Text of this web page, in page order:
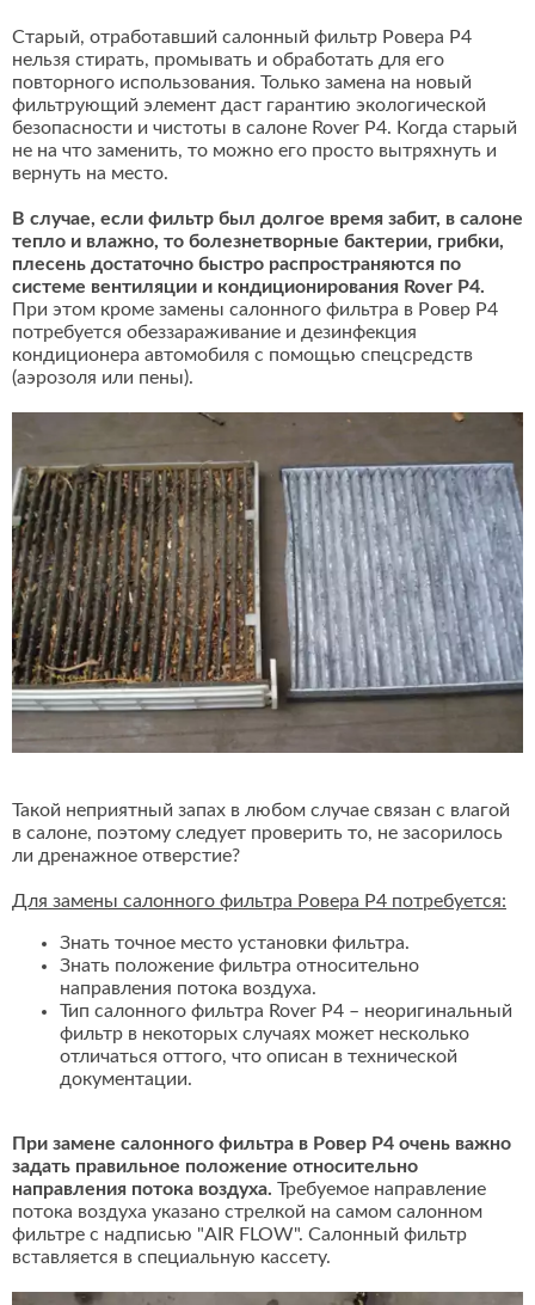
Старый, отработавший салонный фильтр Ровера Р4
нельзя стирать, промывать и обработать для его
повторного использования. Только замена на новый
фильтрующий элемент даст гарантию экологической
безопасности и чистоты в салоне Rover P4. Когда старый
не на что заменить, то можно его просто вытряхнуть и
вернуть на место.
В случае, если фильтр был долгое время забит, в салоне
тепло и влажно, то болезнетворные бактерии, грибки,
плесень достаточно быстро распространяются по
системе вентиляции и кондиционирования Rover P4.
При этом кроме замены салонного фильтра в Ровер Р4
потребуется обеззараживание и дезинфекция
кондиционера автомобиля с помощью спецсредств
(аэрозоля или пены).
Такой неприятный запах в любом случае связан с влагой
в салоне, поэтому следует проверить то, не засорилось
ли дренажное отверстие?
Для замены салонного фильтра Ровера Р4 потребуется:
Знать точное место установки фильтра.
Знать положение фильтра относительно
направления потока воздуха.
Тип салонного фильтра Rover P4 – неоригинальный
фильтр в некоторых случаях может несколько
отличаться оттого, что описан в технической
документации.
При замене салонного фильтра в Ровер Р4 очень важно
задать правильное положение относительно
направления потока воздуха. Требуемое направление
потока воздуха указано стрелкой на самом салонном
фильтре с надписью "AIR FLOW". Салонный фильтр
вставляется в специальную кассету.